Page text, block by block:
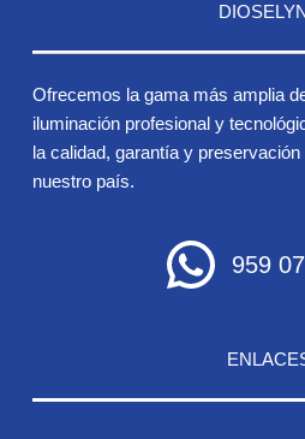
Ofrecemos la gama más amplia
iluminación profesional y
la calidad, garantía y
nuestro país.
959